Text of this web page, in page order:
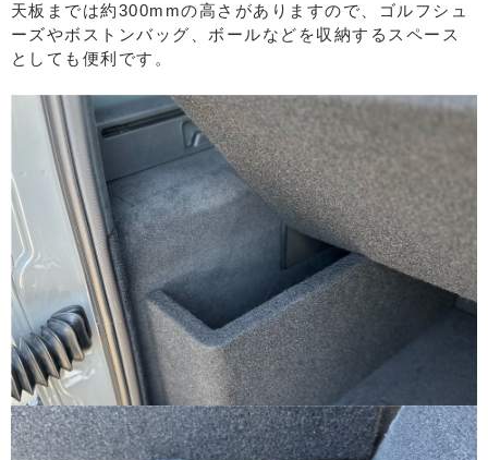
天板までは約300mmの高さがありますので、ゴルフシュ
ーズやボストンバッグ、ボールなどを収納するスペース
としても便利です。